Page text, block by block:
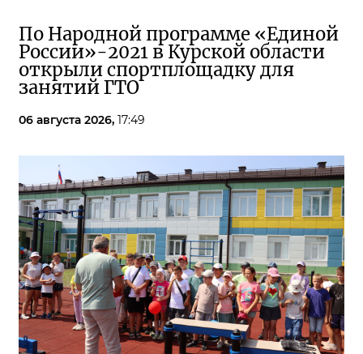
По Народной программе «Единой
России»-2021 в Курской области
открыли спортплощадку для
занятий ГТО
06 августа 2026, 17:49